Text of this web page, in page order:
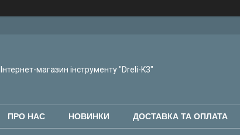
Інтернет-магазин інструменту "Dreli-K3"
ПРО НАС НОВИНКИ ДОСТАВКА ТА ОПЛАТА